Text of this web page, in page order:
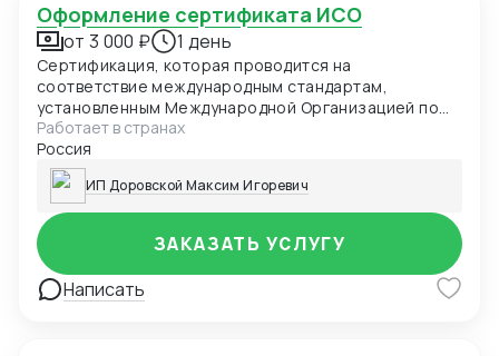
Оформление сертификата ИСО
от 3 000 ₽ 1 день
Сертификация, которая проводится на
соответствие международным стандартам,
установленным Международной Организацией по
Стандартизации
Работает в странах
Россия
ИП Доровской Максим Игоревич
Написать
ЗАКАЗАТЬ УСЛУГУ